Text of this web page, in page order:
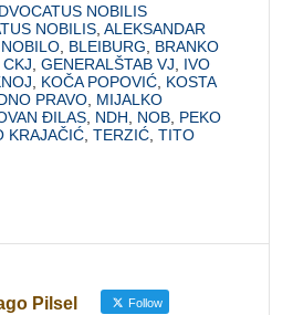
NOBILIS
NOBILIS ,ALEKSANDAR
BLEIBURG
BRANKO
,CKJ ,GENERALŠTAB VJ
IVO
KOČA POPOVIĆ KOSTA
PRAVO MIJALKO
ĐILAS NDH NOB PEKO
KRAJAČIĆ ,TERZIĆ ,TITO
Pilsel Follow